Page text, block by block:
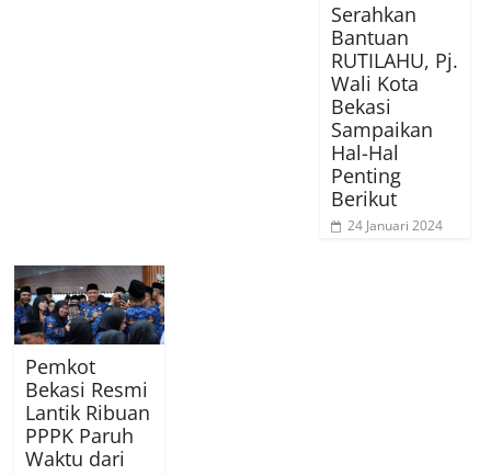
Serahkan
Bantuan
RUTILAHU, Pj.
Wali Kota
Bekasi
Sampaikan
Hal-Hal
Penting
Berikut
24 Januari 2024
Pemkot
Bekasi Resmi
Lantik Ribuan
PPPK Paruh
Waktu dari